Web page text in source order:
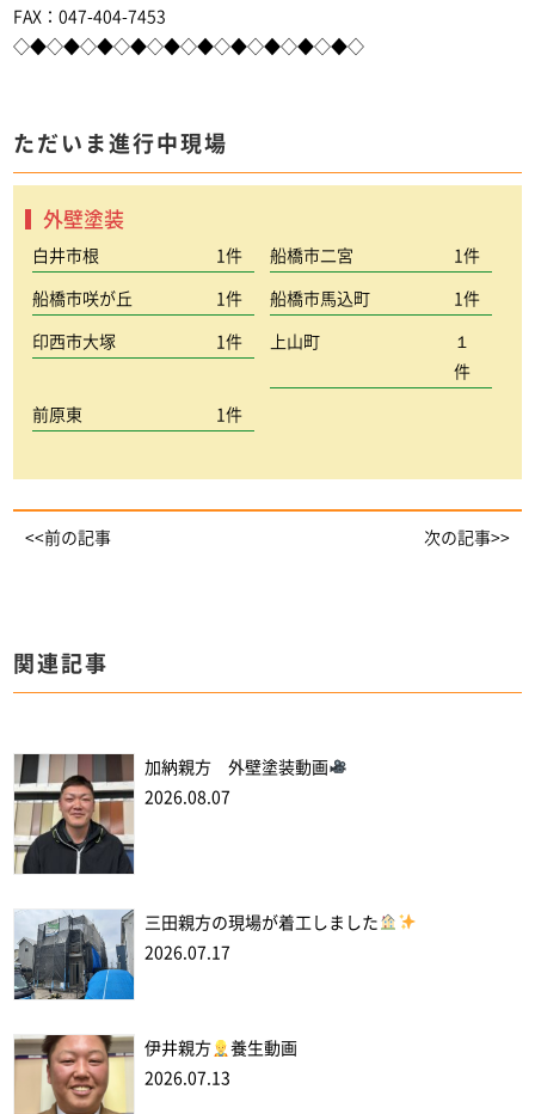
FAX：047-404-7453
◇◆◇◆◇◆◇◆◇◆◇◆◇◆◇◆◇◆◇◆◇
ただいま進行中現場
外壁塗装
白井市根 1件 船橋市二宮 1件
船橋市咲が丘 1件 船橋市馬込町 1件
印西市大塚 1件 上山町
１
件
前原東 1件
<<前の記事 次の記事>>
関連記事
加納親方 外壁塗装動画
2026.08.07
三田親方の現場が着工しました
2026.07.17
伊井親方
養生動画
2026.07.13